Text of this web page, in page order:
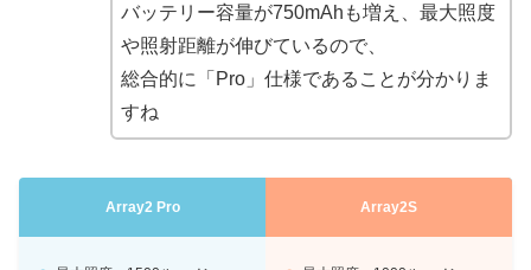
バッテリー容量が750mAhも増え、最大照度
や照射距離が伸びているので、
総合的に「Pro」仕様であることが分かりま
すね
Array2 Pro Array2S